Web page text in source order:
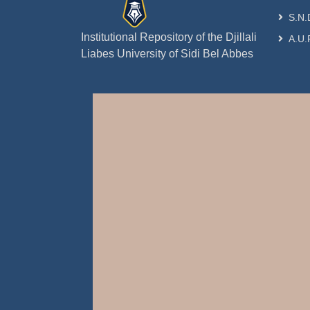
Institutional Repository of the Djillali
Liabes University of Sidi Bel Abbes